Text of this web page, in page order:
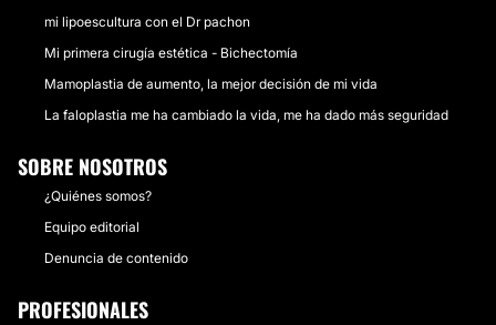
mi lipoescultura con el Dr pachon
Mi primera cirugía estética - Bichectomía
Mamoplastia de aumento, la mejor decisión de mi vida
La faloplastia me ha cambiado la vida, me ha dado más seguridad
SOBRE NOSOTROS
¿Quiénes somos?
Equipo editorial
Denuncia de contenido
PROFESIONALES